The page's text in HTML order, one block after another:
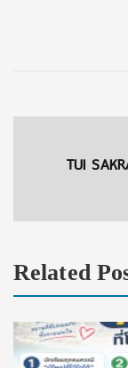
TUI
Related